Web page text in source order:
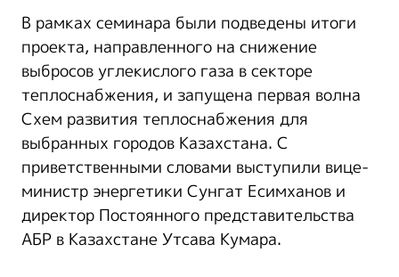
В рамках семинара были подведены итоги
проекта, направленного на снижение
выбросов углекислого газа в секторе
теплоснабжения, и запущена первая волна
Схем развития теплоснабжения для
выбранных городов Казахстана. С
приветственными словами выступили вице-
министр энергетики Сунгат Есимханов и
директор Постоянного представительства
АБР в Казахстане Утсава Кумара.